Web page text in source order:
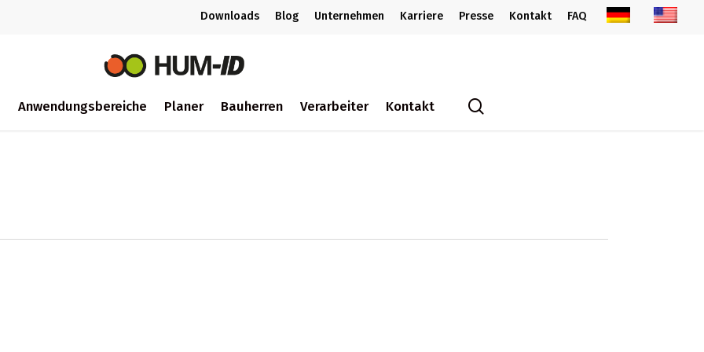
Downloads Blog Unternehmen Karriere Presse Kontakt FAQ
Anwendungsbereiche Planer Bauherren Verarbeiter Kontakt